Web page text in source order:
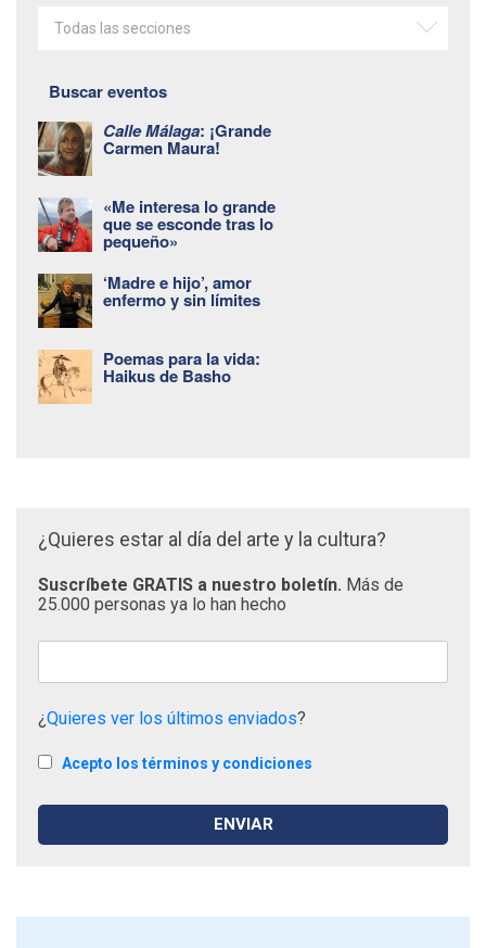
Todas las secciones
Buscar eventos
Calle Málaga: ¡Grande
Carmen Maura!
«Me interesa lo grande
que se esconde tras lo
pequeño»
‘Madre e hijo’, amor
enfermo y sin límites
Poemas para la vida:
Haikus de Basho
¿Quieres estar al día del arte y la cultura?
Suscríbete GRATIS a nuestro boletín. Más de
25.000 personas ya lo han hecho
¿Quieres ver los últimos enviados?
Acepto los términos y condiciones